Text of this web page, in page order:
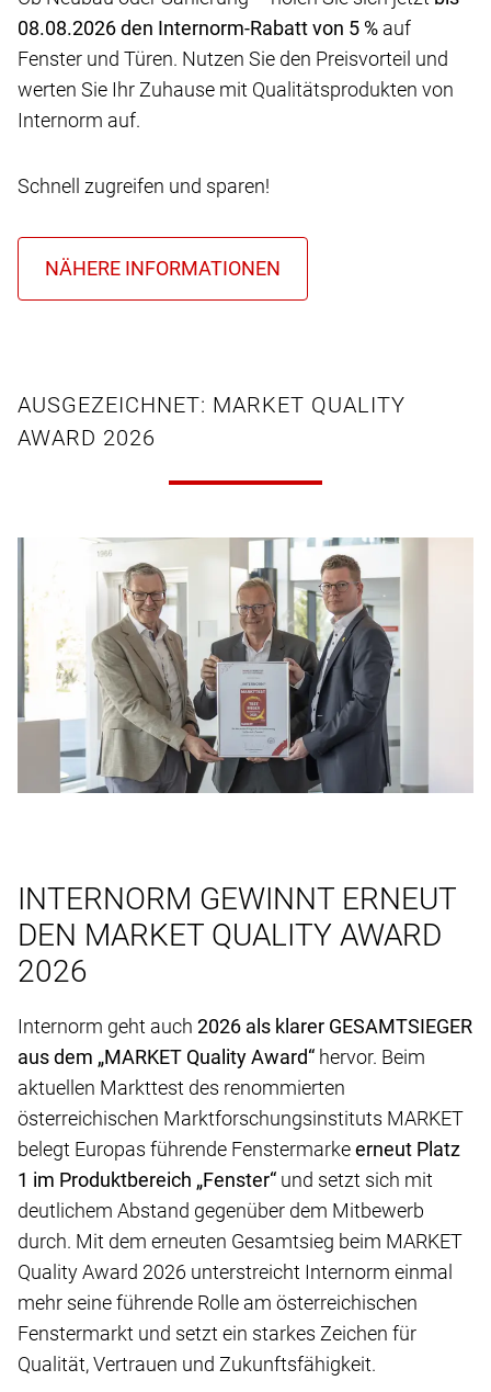
08.08.2026 den Internorm-Rabatt von 5 % auf
Fenster und Türen. Nutzen Sie den Preisvorteil und
werten Sie Ihr Zuhause mit Qualitätsprodukten von
Internorm auf.
Schnell zugreifen und sparen!
AUSGEZEICHNET: MARKET QUALITY
AWARD 2026
INTERNORM GEWINNT ERNEUT
DEN MARKET QUALITY AWARD
2026
Internorm geht auch 2026 als klarer GESAMTSIEGER
aus dem „MARKET Quality Award“ hervor. Beim
aktuellen Markttest des renommierten
österreichischen Marktforschungsinstituts MARKET
belegt Europas führende Fenstermarkeerneut Platz
1 im Produktbereich „Fenster“ und setzt sich mit
deutlichem Abstand gegenüber dem Mitbewerb
durch. Mit dem erneuten Gesamtsieg beim MARKET
Quality Award 2026 unterstreicht Internorm einmal
mehr seine führende Rolle am österreichischen
Fenstermarkt und setzt ein starkes Zeichen für
Qualität, Vertrauen und Zukunftsfähigkeit.